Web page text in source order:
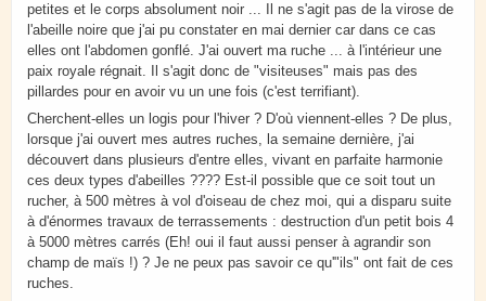
petites et le corps absolument noir ... Il ne s'agit pas de la virose de
l'abeille noire que j'ai pu constater en mai dernier car dans ce cas
elles ont l'abdomen gonflé. J'ai ouvert ma ruche ... à l'intérieur une
paix royale régnait. Il s'agit donc de "visiteuses" mais pas des
pillardes pour en avoir vu un une fois (c'est terrifiant).
Cherchent-elles un logis pour l'hiver ? D'où viennent-elles ? De plus,
lorsque j'ai ouvert mes autres ruches, la semaine dernière, j'ai
découvert dans plusieurs d'entre elles, vivant en parfaite harmonie
ces deux types d'abeilles ???? Est-il possible que ce soit tout un
rucher, à 500 mètres à vol d'oiseau de chez moi, qui a disparu suite
à d'énormes travaux de terrassements : destruction d'un petit bois 4
à 5000 mètres carrés (Eh! oui il faut aussi penser à agrandir son
champ de maïs !) ? Je ne peux pas savoir ce qu'"ils" ont fait de ces
ruches.